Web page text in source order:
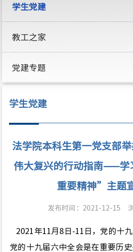
学生党建
教工之家
党建专题
学生党建
法学院本科生第一党支部
伟大复兴的行动指南——学
重要精神”主题
发布时间：2021-12-15
2021年11月 8 日 -11 日，党的十
党的十九届六中全会是在重要历